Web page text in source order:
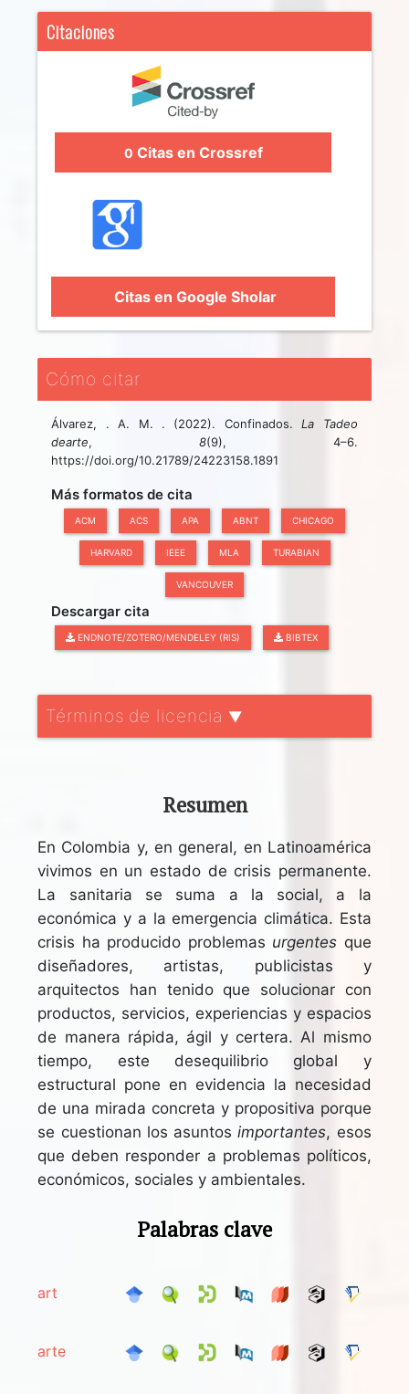
Citaciones
0 Citas en Crossref
Citas en Google Sholar
Cómo citar
Álvarez, . A. M. . (2022). Confinados.La Tadeo
dearte, 8(9), 4–6.
https://doi.org/10.21789/24223158.1891
Más formatos de cita
ACM ACS APA ABNT CHICAGO
HARVARD IEEE MLA TURABIAN
VANCOUVER
Descargar cita
ENDNOTE/ZOTERO/MENDELEY (RIS) BIBTEX
Términos de licencia ▼
Resumen
En Colombia y, en general, en Latinoamérica
vivimos en un estado de crisis permanente.
La sanitaria se suma a la social, a la
económica y a la emergencia climática. Esta
crisis ha producido problemas urgentes que
diseñadores, artistas, publicistas y
arquitectos han tenido que solucionar con
productos, servicios, experiencias y espacios
de manera rápida, ágil y certera. Al mismo
tiempo, este desequilibrio global y
estructural pone en evidencia la necesidad
de una mirada concreta y propositiva porque
se cuestionan los asuntosimportantes, esos
que deben responder a problemas políticos,
económicos, sociales y ambientales.
Palabras clave
art
arte